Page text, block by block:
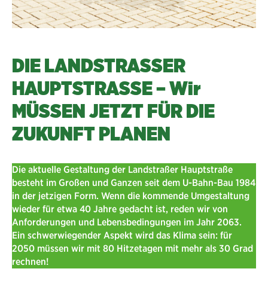
DIE LANDSTRASSER
HAUPTSTRASSE – Wir
MÜSSEN JETZT FÜR DIE
ZUKUNFT PLANEN
Die aktuelle Gestaltung der Landstraßer Hauptstraße
besteht im Großen und Ganzen seit dem U-Bahn-Bau 1984
in der jetzigen Form. Wenn die kommende Umgestaltung
wieder für etwa 40 Jahre gedacht ist, reden wir von
Anforderungen und Lebensbedingungen im Jahr 2063.
Ein schwerwiegender Aspekt wird das Klima sein: für
2050 müssen wir mit 80 Hitzetagen mit mehr als 30 Grad
rechnen!